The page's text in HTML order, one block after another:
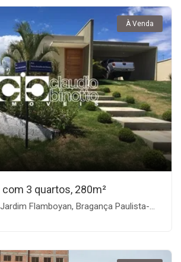
À Venda
com 3 quartos, 280m²
Flamboyan, Bragança Paulista-SP